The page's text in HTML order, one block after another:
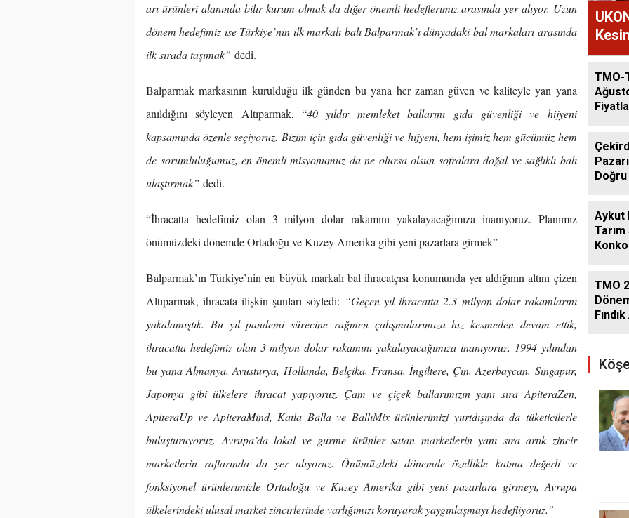
arı ürünleri alanında bilir kurum olmak da diğer önemli hedeflerimiz arasında yer alıyor. Uzun
dönem hedefimiz ise Türkiye’nin ilk markalı balı Balparmak’ı dünyadaki bal markaları arasında
ilk sırada taşımak” dedi.
Balparmak markasının kurulduğu ilk günden bu yana her zaman güven ve kaliteyle yan yana
anıldığını söyleyen Altıparmak, “40 yıldır memleket ballarını gıda güvenliği ve hijyeni
kapsamında özenle seçiyoruz. Bizim için gıda güvenliği ve hijyeni, hem işimiz hem gücümüz hem
de sorumluluğumuz, en önemli misyonumuz da ne olursa olsun sofralara doğal ve sağlıklı balı
ulaştırmak” dedi.
“İhracatta hedefimiz olan 3 milyon dolar rakamını yakalayacağımıza inanıyoruz. Planımız
önümüzdeki dönemde Ortadoğu ve Kuzey Amerika gibi yeni pazarlara girmek”
Balparmak’ın Türkiye’nin en büyük markalı bal ihracatçısı konumunda yer aldığının altını çizen
Altıparmak, ihracata ilişkin şunları söyledi: “Geçen yıl ihracatta 2.3 milyon dolar rakamlarını
yakalamıştık. Bu yıl pandemi sürecine rağmen çalışmalarımıza hız kesmeden devam ettik,
ihracatta hedefimiz olan 3 milyon dolar rakamını yakalayacağımıza inanıyoruz. 1994 yılından
bu yana Almanya, Avusturya, Hollanda, Belçika, Fransa, İngiltere, Çin, Azerbaycan, Singapur,
Japonya gibi ülkelere ihracat yapıyoruz. Çam ve çiçek ballarımızın yanı sıra ApiteraZen,
ApiteraUp ve ApiteraMind, Katla Balla ve BallıMix ürünlerimizi yurtdışında da tüketicilerle
buluşturuyoruz. Avrupa’da lokal ve gurme ürünler satan marketlerin yanı sıra artık zincir
marketlerin raflarında da yer alıyoruz. Önümüzdeki dönemde özellikle katma değerli ve
fonksiyonel ürünlerimizle Ortadoğu ve Kuzey Amerika gibi yeni pazarlara girmeyi, Avrupa
ülkelerindeki ulusal market zincirlerinde varlığımızı koruyarak yaygınlaşmayı hedefliyoruz.”
TMO-
Aykut
TMO